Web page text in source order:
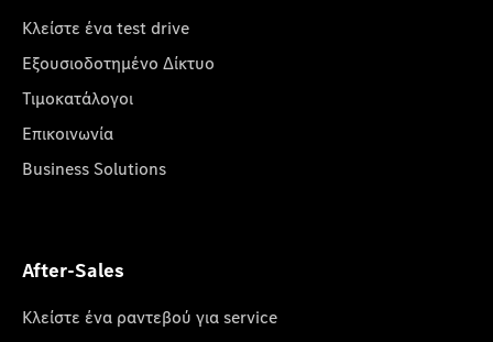
Κλείστε ένα test drive
Εξουσιοδοτημένο Δίκτυο
Τιμοκατάλογοι
Επικοινωνία
Business Solutions
After-Sales
Κλείστε ένα ραντεβού για service